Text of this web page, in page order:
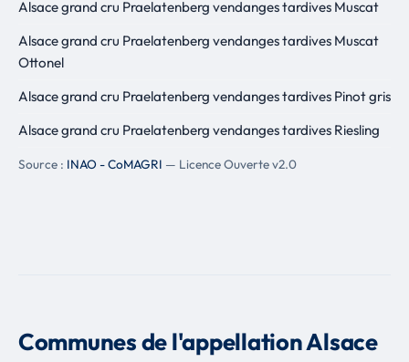
Alsace grand cru Praelatenberg vendanges tardives Muscat
Alsace grand cru Praelatenberg vendanges tardives Muscat
Ottonel
Alsace grand cru Praelatenberg vendanges tardives Pinot gris
Alsace grand cru Praelatenberg vendanges tardives Riesling
Source : INAO - CoMAGRI — Licence Ouverte v2.0
Communes de l'appellation Alsace